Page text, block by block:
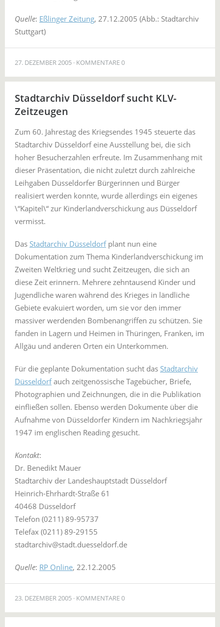
Quelle: Eßlinger Zeitung, 27.12.2005 (Abb.: Stadtarchiv
Stuttgart)
27. DEZEMBER 2005 KOMMENTARE 0
Stadtarchiv Düsseldorf sucht KLV-
Zeitzeugen
Zum 60. Jahrestag des Kriegsendes 1945 steuerte das
Stadtarchiv Düsseldorf eine Ausstellung bei, die sich
hoher Besucherzahlen erfreute. Im Zusammenhang mit
dieser Präsentation, die nicht zuletzt durch zahlreiche
Leihgaben Düsseldorfer Bürgerinnen und Bürger
realisiert werden konnte, wurde allerdings ein eigenes
\“Kapitel\“ zur Kinderlandverschickung aus Düsseldorf
vermisst.
Das Stadtarchiv Düsseldorfplant nun eine
Dokumentation zum Thema Kinderlandverschickung im
Zweiten Weltkrieg und sucht Zeitzeugen, die sich an
diese Zeit erinnern. Mehrere zehntausend Kinder und
Jugendliche waren während des Krieges in ländliche
Gebiete evakuiert worden, um sie vor den immer
massiver werdenden Bombenangriffen zu schützen. Sie
fanden in Lagern und Heimen in Thüringen, Franken, im
Allgäu und anderen Orten ein Unterkommen.
Für die geplante Dokumentation sucht das Stadtarchiv
Düsseldorfauch zeitgenössische Tagebücher, Briefe,
Photographien und Zeichnungen, die in die Publikation
einfließen sollen. Ebenso werden Dokumente über die
Aufnahme von Düsseldorfer Kindern im Nachkriegsjahr
1947 im englischen Reading gesucht.
Kontakt:
Dr. Benedikt Mauer
Stadtarchiv der Landeshauptstadt Düsseldorf
Heinrich-Ehrhardt-Straße 61
40468 Düsseldorf
Telefon (0211) 89-95737
Telefax (0211) 89-29155
stadtarchiv@stadt.duesseldorf.de
Quelle: RP Online, 22.12.2005
23. DEZEMBER 2005 KOMMENTARE 0